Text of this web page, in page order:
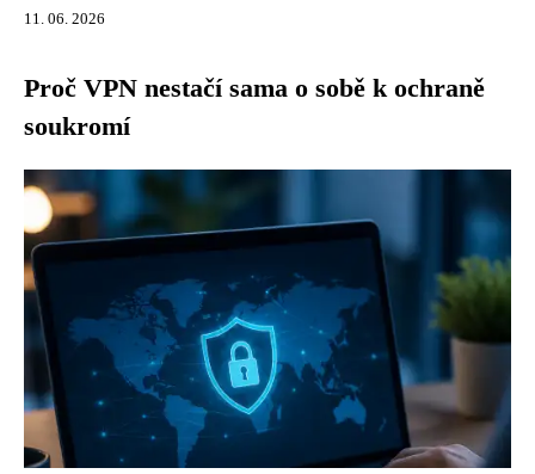
11. 06. 2026
Proč VPN nestačí sama o sobě k ochraně
soukromí